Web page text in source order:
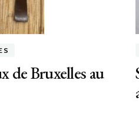
de Bruxelles au